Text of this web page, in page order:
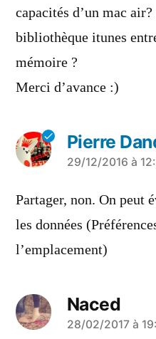
capacités d’un mac
bibliothèque itunes
mémoire ?
Merci d’avance :)
Pierre
a
dit :
29/12/2016 à
Partager, non. On peut
les données
l’emplacement)
Naced
a
28/02/2017 à